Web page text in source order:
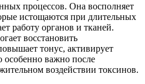
процессов. Она восполняет
истощаются при длительных
работу органов и тканей.
восстановить
тонус, активирует
особенно важно после
воздействии токсинов.